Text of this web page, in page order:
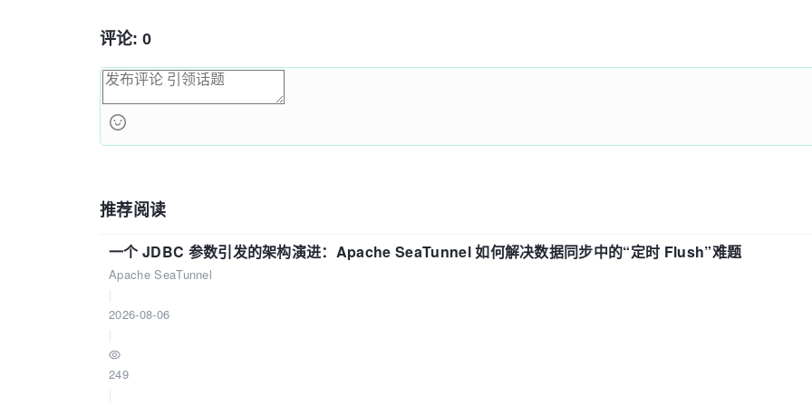
评论: 0
推荐阅读
一个 JDBC 参数引发的架构演进：Apache SeaTunnel 如何解决数据同步中的“定时 Flush”难题
Apache SeaTunnel
2026-08-06
249